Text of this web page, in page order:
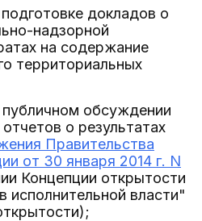
докладов о
надзорной
на содержание
территориальных
обсуждении
о результатах
Правительства
от 30 января 2014 г. N
Концепции открытости
исполнительной власти"